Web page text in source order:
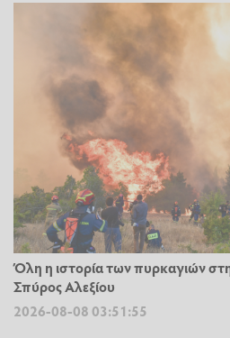
Όλη η ιστορία των πυρκαγιών
Σπύρος Αλεξίου
2026-08-08 03:51:55